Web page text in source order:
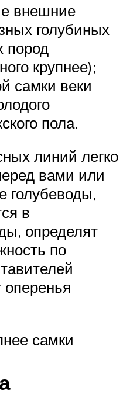
внешние
голубиных
пород
крупнее);
самки веки
пола.
линий легко
вами или
голубеводы,
в
определят
по
оперенья
самки